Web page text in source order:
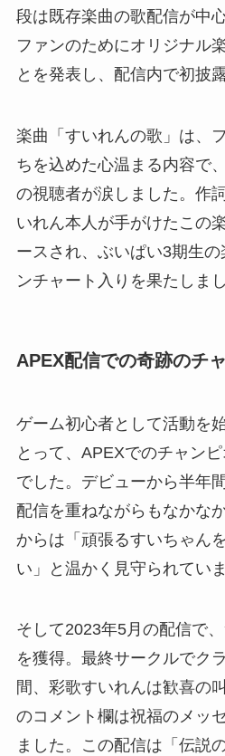
段は既存楽曲の歌配信が中
ファンのためにオリジナル
とを発表し、配信内で初披
楽曲「すいれんの歌」は、
ちを込めた心温まる内容で
の視聴者が涙しました。作
いれん本人が手がけたこの
ースされ、ぶいぱい3期生
ンチャート入りを果たしまし
APEX配信での奇跡のチ
ゲーム初心者として活動を
とって、APEXでのチャン
でした。デビューから半年
配信を重ねながらもなかな
からは「頑張るすいちゃん
い」と温かく見守られていま
そして2023年5月の配信で
を獲得。最終サークルでク
間、彩歌すいれんは歓喜の
のコメント欄は祝福のメッ
ました。この配信は「伝説